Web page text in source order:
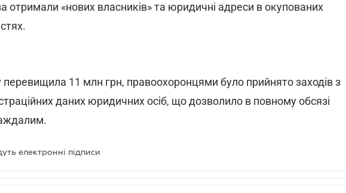
отримали «нових власників» та юридичні адреси в окупованих
11 млн грн, правоохоронцями було прийнято заходів з
даних юридичних осіб, що дозволило в повному обсязі
електронні підписи